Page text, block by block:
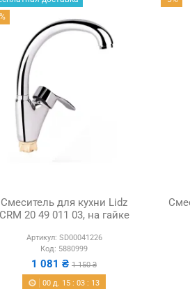
Смеситель для кухни Lidz
CRM 20 49 011 03, на гайке
Артикул: SD00041226
Код: 5880999
1 081 ₴ 1 150 ₴
00 д. 15 :03 : 12